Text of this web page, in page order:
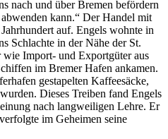
nach und über Bremen befördern
kann.“ Der Handel mit
auf. Engels wohnte in
Schlachte in der Nähe der St.
Import- und Exportgüter aus
im Bremer Hafen ankamen.
gestapelten Kaffeesäcke,
Dieses Treiben fand Engels
nach langweiligen Lehre. Er
im Geheimen seine